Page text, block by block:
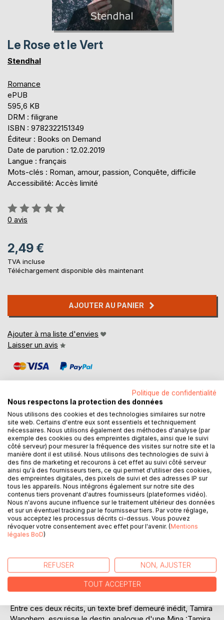
Le Rose et le Vert
Stendhal
Romance
ePUB
595,6 KB
DRM : filigrane
ISBN : 9782322151349
Éditeur : Books on Demand
Date de parution : 12.02.2019
Langue : français
Mots-clés : Roman, amour, passion, Conquête, difficile
Accessibilité: Accès limité
Évaluation:
0%
0 avis
2,49 €
TVA incluse
Téléchargement disponible dès maintenant
AJOUTER AU PANIER
Ajouter à ma liste d'envies
Laisser un avis
DESCRIPTION
Une même héroïne, l'inoubliable Mina, hante deux récits
posthumes de Stendhal, une nouvelle, Mina de Vanghel, et
un roman, Le Rose et le Vert.
Dans le premier texte, contemporain du Rouge et le Noir,
elle recherche, après la mort de son père, un incognito
propre à éloigner les chasseurs de dot. La destinée de la
jeune Allemande se noue au bord d'un lac savoyard et
s'accomplit tragiquement. Dans Le Rose et le Vert, roman
un an avant La Chartreuse de Parme, revenant au versant
germanique de son écriture et à ses années de jeunesse à
Brunswick où il rencontra Mina, découvrit Mozart et apprit
sérieusement... l'anglais.
Entre ces deux récits, un texte bref demeuré inédit, Tamira
Politique de confidentialité
Nous respectons la protection des données
Nous utilisons des cookies et des technologies similaires sur notre
site web. Certains d'entre eux sont essentiels et techniquement
nécessaires. Nous utilisons également des méthodes d'analyse (par
exemple des cookies ou des empreintes digitales, ainsi que le suivi
côté serveur) pour mesurer la fréquence des visites sur notre site et la
manière dont il est utilisé. Nous utilisons des technologies de suivi à
des fins de marketing et recourons à cet effet au suivi côté serveur
ainsi qu'à des fournisseurs tiers, ce qui permet d'utiliser des cookies,
des empreintes digitales, des pixels de suivi et des adresses IP sur
tous les appareils. Nous intégrons également sur notre site des
contenus tiers provenant d'autres fournisseurs (plateformes vidéo).
Nous n'avons aucune influence sur le traitement ultérieur des données
et sur un éventuel tracking par le fournisseur tiers. Par votre réglage,
vous acceptez les processus décrits ci-dessus. Vous pouvez
révoquer votre consentement avec effet pour l'avenir. (Mentions
légales BoD)
REFUSER NON, AJUSTER
TOUT ACCEPTER